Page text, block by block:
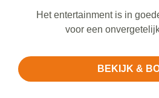
Het entertainment is in
voor een
BEKIJK &